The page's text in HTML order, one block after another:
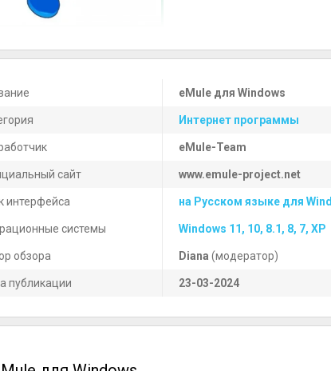
eMule для Windows
Интернет программы
eMule-Team
сайт www.emule-project.net
интерфейса на Русском языке для
системы Windows 11, 10, 8.1, 8, 7, XP
обзора Diana (модератор)
публикации 23-03-2024